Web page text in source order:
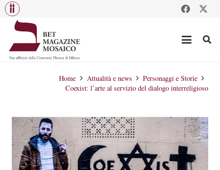
Home Attualità e news
Personaggi e Storie
Coexist: l’arte al servizio del dialogo interreligioso